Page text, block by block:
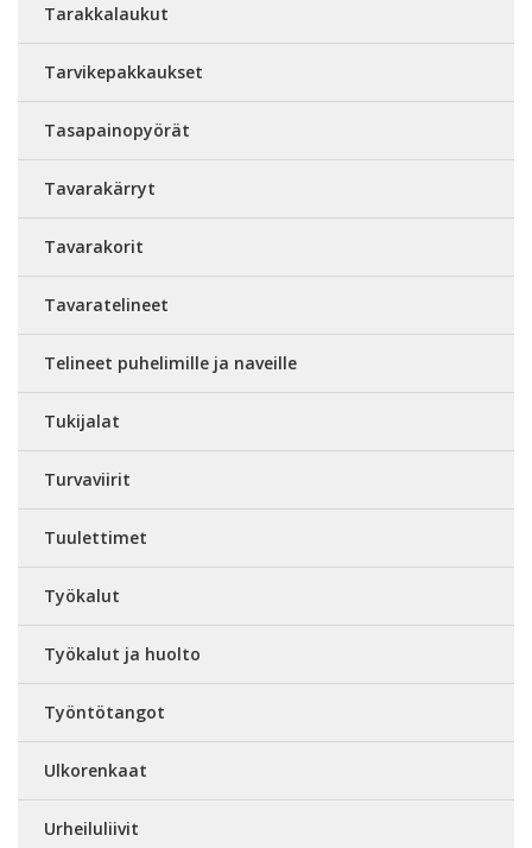
Tarakkalaukut
Tarvikepakkaukset
Tasapainopyörät
Tavarakärryt
Tavarakorit
Tavaratelineet
Telineet puhelimille ja naveille
Tukijalat
Turvaviirit
Tuulettimet
Työkalut
Työkalut ja huolto
Työntötangot
Ulkorenkaat
Urheiluliivit